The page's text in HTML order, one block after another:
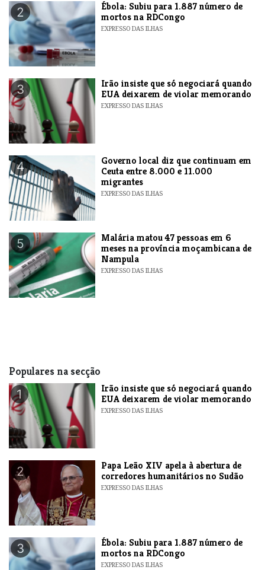
2
​Ébola: Subiu para 1.887 número de
mortos na RDCongo
EXPRESSO DAS ILHAS
3
​Irão insiste que só negociará quando
EUA deixarem de violar memorando
EXPRESSO DAS ILHAS
4
​Governo local diz que continuam em
Ceuta entre 8.000 e 11.000
migrantes
EXPRESSO DAS ILHAS
5
​Malária matou 47 pessoas em 6
meses na província moçambicana de
Nampula
EXPRESSO DAS ILHAS
Populares na secção
1
​Irão insiste que só negociará quando
EUA deixarem de violar memorando
EXPRESSO DAS ILHAS
2
​Papa Leão XIV apela à abertura de
corredores humanitários no Sudão
EXPRESSO DAS ILHAS
3
​Ébola: Subiu para 1.887 número de
mortos na RDCongo
EXPRESSO DAS ILHAS